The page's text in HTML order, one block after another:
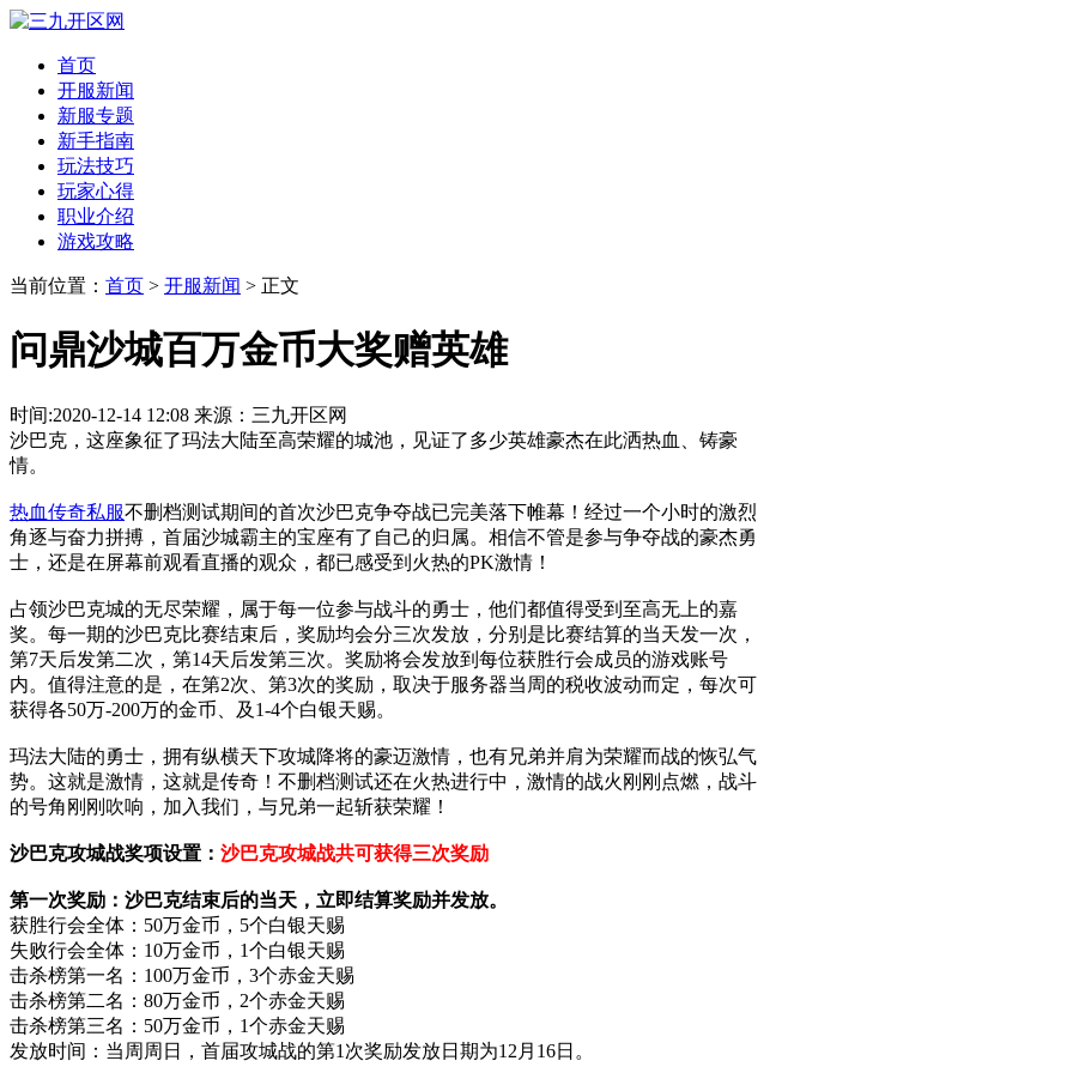
首页
开服新闻
新服专题
新手指南
玩法技巧
玩家心得
职业介绍
游戏攻略
当前位置： 首页 > 开服新闻 > 正文
问鼎沙城百万金币大奖赠英雄
时间:2020-12-14 12:08 来源：三九开区网
沙巴克，这座象征了玛法大陆至高荣耀的城池，见证了多少英雄豪杰在此洒热血、铸豪
情。
热血传奇私服不删档测试期间的首次沙巴克争夺战已完美落下帷幕！经过一个小时的激烈
角逐与奋力拼搏，首届沙城霸主的宝座有了自己的归属。相信不管是参与争夺战的豪杰勇
士，还是在屏幕前观看直播的观众，都已感受到火热的PK激情！
占领沙巴克城的无尽荣耀，属于每一位参与战斗的勇士，他们都值得受到至高无上的嘉
奖。每一期的沙巴克比赛结束后，奖励均会分三次发放，分别是比赛结算的当天发一次，
第7天后发第二次，第14天后发第三次。奖励将会发放到每位获胜行会成员的游戏账号
内。值得注意的是，在第2次、第3次的奖励，取决于服务器当周的税收波动而定，每次可
获得各50万-200万的金币、及1-4个白银天赐。
玛法大陆的勇士，拥有纵横天下攻城降将的豪迈激情，也有兄弟并肩为荣耀而战的恢弘气
势。这就是激情，这就是传奇！不删档测试还在火热进行中，激情的战火刚刚点燃，战斗
的号角刚刚吹响，加入我们，与兄弟一起斩获荣耀！
沙巴克攻城战奖项设置： 沙巴克攻城战共可获得三次奖励
第一次奖励：沙巴克结束后的当天，立即结算奖励并发放。
获胜行会全体：50万金币，5个白银天赐
失败行会全体：10万金币，1个白银天赐
击杀榜第一名：100万金币，3个赤金天赐
击杀榜第二名：80万金币，2个赤金天赐
击杀榜第三名：50万金币，1个赤金天赐
发放时间：当周周日，首届攻城战的第1次奖励发放日期为12月16日。